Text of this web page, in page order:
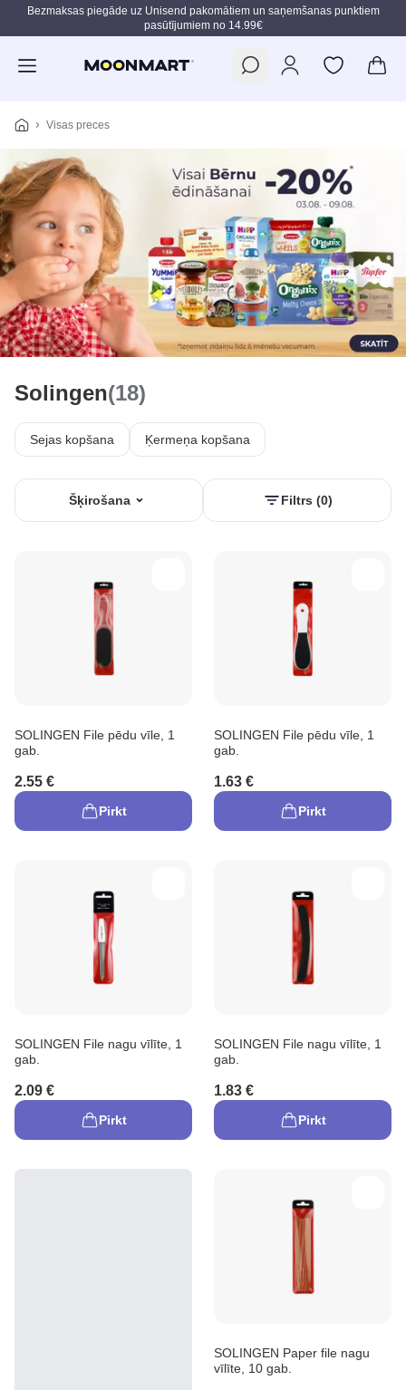
Pāriet uz galveno saturu
Bezmaksas piegāde uz Unisend pakomātiem un saņemšanas punktiem
pasūtījumiem no 14.99€
Visas preces
Solingen(18)
Sejas kopšana Ķermeņa kopšana
Šķirošana Filtrs (0)
SOLINGEN File pēdu vīle, 1
gab.
2.55 €
Pirkt
SOLINGEN File pēdu vīle, 1
gab.
1.63 €
Pirkt
SOLINGEN File nagu vīlīte, 1
gab.
2.09 €
Pirkt
SOLINGEN File nagu vīlīte, 1
gab.
1.83 €
Pirkt
SOLINGEN Paper file nagu
vīlīte, 10 gab.